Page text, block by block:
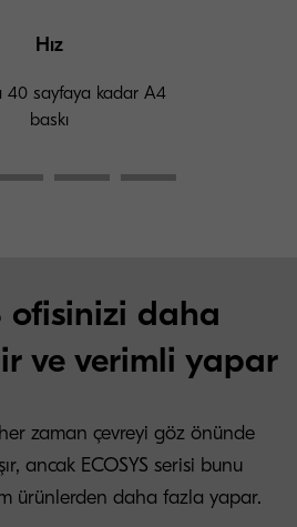
Hız
40 sayfaya kadar A4
baskı
ofisinizi daha
ve verimli yapar
zaman çevreyi göz önünde
ancak ECOSYS serisi bunu
ürünlerden daha fazla yapar.